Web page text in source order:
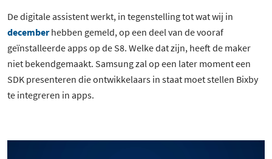
De digitale assistent werkt, in tegenstelling tot wat wij in
decemberhebben gemeld, op een deel van de vooraf
geïnstalleerde apps op de S8. Welke dat zijn, heeft de maker
niet bekendgemaakt. Samsung zal op een later moment een
SDK presenteren die ontwikkelaars in staat moet stellen Bixby
te integreren in apps.